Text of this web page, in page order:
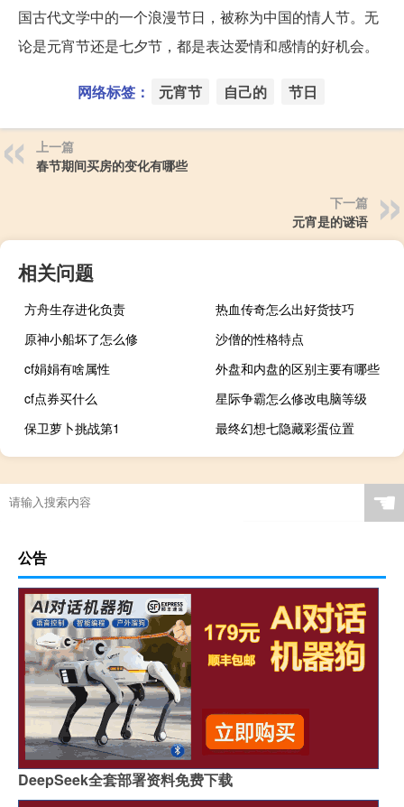
国古代文学中的一个浪漫节日，被称为中国的情人节。无
论是元宵节还是七夕节，都是表达爱情和感情的好机会。
网络标签： 元宵节 自己的 节日
上一篇
春节期间买房的变化有哪些
下一篇
元宵是的谜语
相关问题
方舟生存进化负责
热血传奇怎么出好货技巧
原神小船坏了怎么修
沙僧的性格特点
cf娟娟有啥属性
外盘和内盘的区别主要有哪些
cf点券买什么
星际争霸怎么修改电脑等级
保卫萝卜挑战第1
最终幻想七隐藏彩蛋位置
☚
公告
DeepSeek全套部署资料免费下载